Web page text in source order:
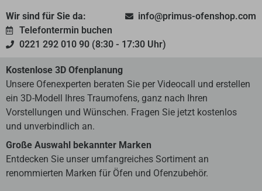
Wir sind für Sie da:
info@primus-ofenshop.com
Telefontermin buchen
0221 292 010 90 (8:30 - 17:30 Uhr)
Kostenlose 3D Ofenplanung
Unsere Ofenexperten beraten Sie per Videocall und erstellen
ein 3D-Modell Ihres Traumofens, ganz nach Ihren
Vorstellungen und Wünschen. Fragen Sie jetzt kostenlos
und unverbindlich an.
Große Auswahl bekannter Marken
Entdecken Sie unser umfangreiches Sortiment an
renommierten Marken für Öfen und Ofenzubehör.